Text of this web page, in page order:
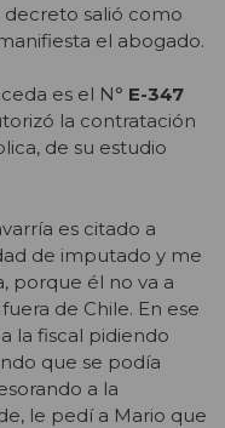
salió como
el abogado.
es el N° E-347
la contratación
de su estudio
es citado a
de imputado y me
porque él no va a
de Chile. En ese
la fiscal pidiendo
que se podía
a la
le pedí a Mario que